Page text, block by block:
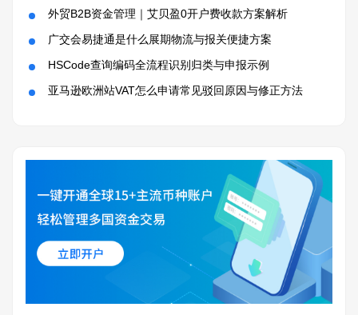
外贸B2B资金管理｜艾贝盈0开户费收款方案解析
广交会易捷通是什么展期物流与报关便捷方案
HSCode查询编码全流程识别归类与申报示例
亚马逊欧洲站VAT怎么申请常见驳回原因与修正方法